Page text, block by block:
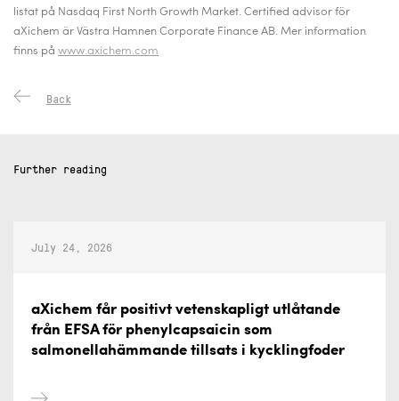
listat på Nasdaq First North Growth Market. Certified advisor för
aXichem är Västra Hamnen Corporate Finance AB. Mer information
finns på www.axichem.com
Back
Further reading
July 24, 2026
aXichem får positivt vetenskapligt utlåtande
från EFSA för phenylcapsaicin som
salmonellahämmande tillsats i kycklingfoder